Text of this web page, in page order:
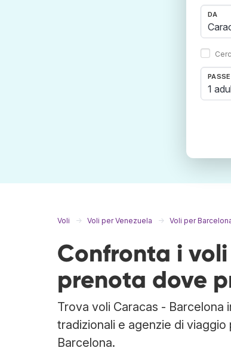
DA
1
Voli Voli per Venezuela Voli per
Confronta i
prenota dove
Trova voli Caracas -
tradizionali e agenzie di
Barcelona.